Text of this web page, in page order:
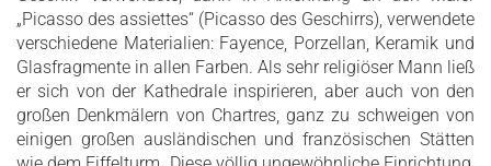
„Picasso des assiettes“ (Picasso des Geschirrs), verwendete
verschiedene Materialien: Fayence, Porzellan, Keramik und
Glasfragmente in allen Farben. Als sehr religiöser Mann ließ
er sich von der Kathedrale inspirieren, aber auch von den
großen Denkmälern von Chartres, ganz zu schweigen von
einigen großen ausländischen und französischen Stätten